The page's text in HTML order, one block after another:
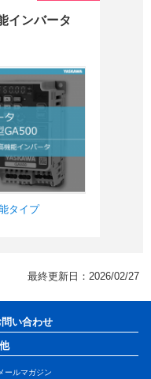
インバータ
タイプ
最終更新日：2026/02/27
問い合わせ
メールマガジン